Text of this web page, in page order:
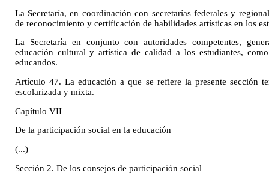
La Secretaría, en coordinación con secretarías federales y
de reconocimiento y certificación de habilidades artísticas en los
La Secretaría en conjunto con autoridades competentes,
educación cultural y artística de calidad a los estudiantes,
educandos.
Artículo 47. La educación a que se refiere la presente sección
escolarizada y mixta.
Capítulo VII
De la participación social en la educación
(...)
Sección 2. De los consejos de participación social